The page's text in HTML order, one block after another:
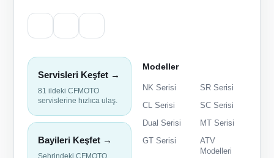
Servisleri Keşfet →
81 ildeki CFMOTO
servislerine hızlıca ulaş.
Bayileri Keşfet →
Modeller
NK Serisi
SR Serisi
CL Serisi
SC Serisi
Dual Serisi
MT Serisi
GT Serisi
ATV
Modelleri